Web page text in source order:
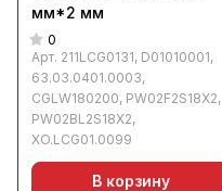
мм*2 мм
0
Арт. 211LCG0131, D01010001,
63.03.0401.0003,
CGLW180200, PW02F2S18X2,
PW02BL2S18X2,
XO.LCG01.0099
В корзину